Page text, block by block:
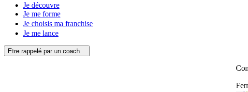
Je découvre
Je me forme
Je choisis ma franchise
Je me lance
Etre rappelé par un coach